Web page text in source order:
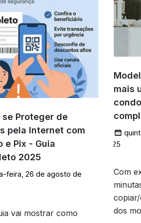
se Proteger de
pela Internet com
e Pix - Guia
2025
feira, 26 de agosto de
vai mostrar como
mais
2025
Com
dos